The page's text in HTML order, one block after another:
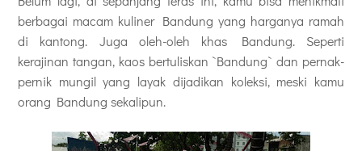
berbagai macam kuliner Bandung yang harganya ramah
di kantong. Juga oleh-oleh khas Bandung. Seperti
kerajinan tangan, kaos bertuliskan `Bandung` dan pernak-
pernik mungil yang layak dijadikan koleksi, meski kamu
orang Bandung sekalipun.